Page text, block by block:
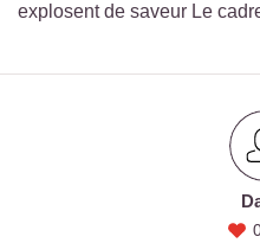
explosent de saveur Le